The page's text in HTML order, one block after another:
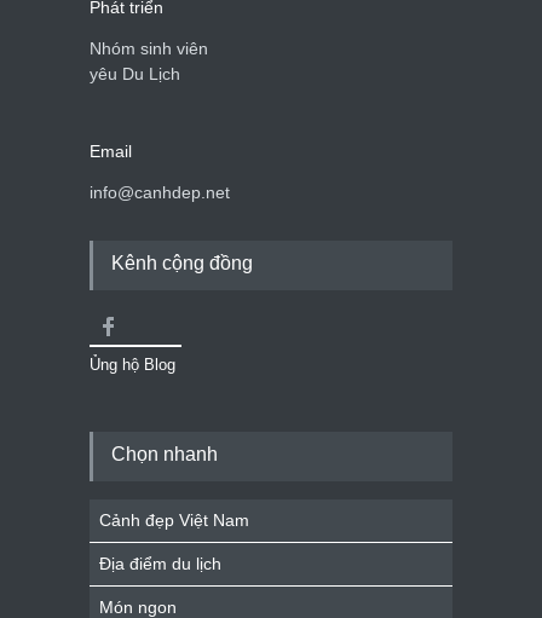
Phát triển
Nhóm sinh viên
yêu Du Lịch
Email
info@canhdep.net
Kênh cộng đồng
Ủng hộ Blog
Chọn nhanh
Cảnh đẹp Việt Nam
Địa điểm du lịch
Món ngon